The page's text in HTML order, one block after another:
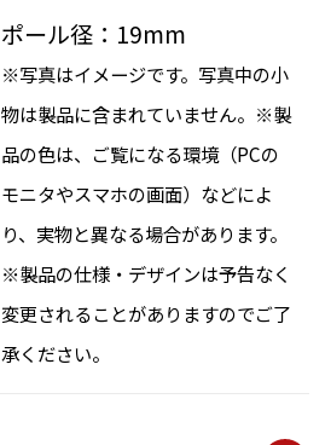
ポール径：19mm
※写真はイメージです。写真中の小
物は製品に含まれていません。※製
品の色は、ご覧になる環境（PCの
モニタやスマホの画面）などによ
り、実物と異なる場合があります。
※製品の仕様・デザインは予告なく
変更されることがありますのでご了
承ください。